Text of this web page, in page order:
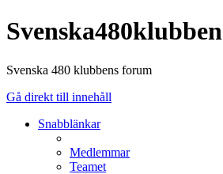
Svenska480klubben
Svenska 480 klubbens forum
Gå direkt till innehåll
Snabblänkar
Medlemmar
Teamet